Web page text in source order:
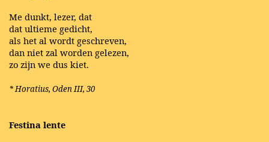
Me dunkt, lezer, dat
dat ultieme gedicht,
als het al wordt geschreven,
dan niet zal worden gelezen,
zo zijn we dus kiet.
* Horatius, Oden III, 30
Festina lente